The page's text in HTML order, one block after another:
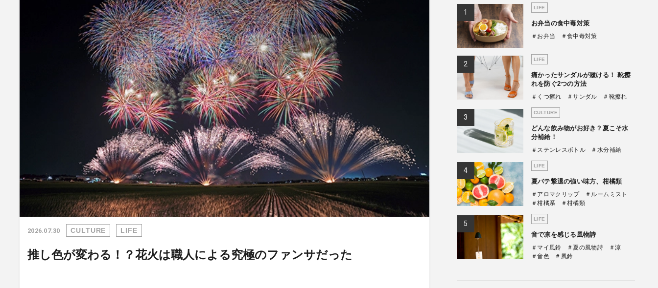
ブランド
全商品一覧を見る
B to B SERVICE
法人のお客様向けサービス
SDGs
SDGsへの取り組み
2026.07.30 CULTURE LIFE
推し色が変わる！？花火は職人による究極のファンサだった
LIFE
お弁当の食中毒対策
＃お弁当 ＃食中毒対策
LIFE
痛かったサンダルが履ける！ 靴擦
れを防ぐ2つの方法
＃くつ擦れ ＃サンダル ＃靴擦れ
CULTURE
どんな飲み物がお好き？夏こそ水
分補給！
＃ステンレスボトル ＃水分補給
LIFE
夏バテ撃退の強い味方、柑橘類
＃アロマクリップ
＃ルームミスト
＃柑橘系
＃柑橘類
LIFE
音で凉を感じる風物詩
＃マイ風鈴 ＃夏の風物詩
＃涼
＃音色
＃風鈴